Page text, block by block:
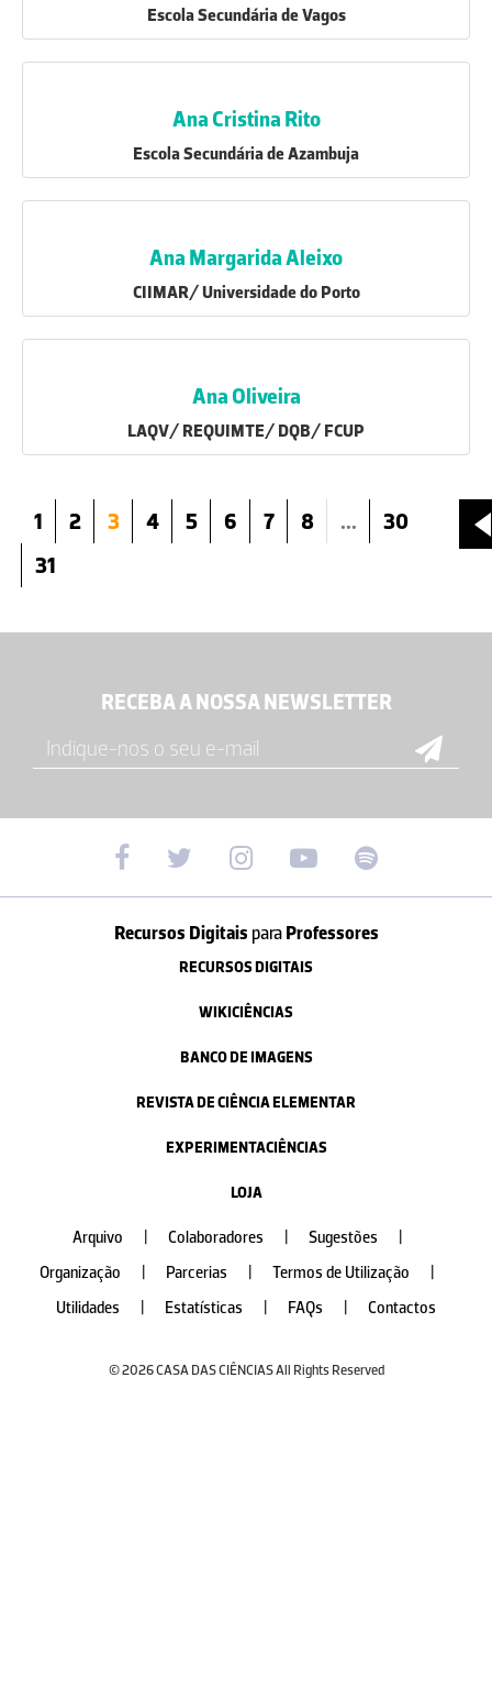
Escola Secundária de Vagos
Ana Cristina Rito
Escola Secundária de Azambuja
Ana Margarida Aleixo
CIIMAR/ Universidade do Porto
Ana Oliveira
LAQV/ REQUIMTE/ DQB/ FCUP
1 2 3 4 5 6 7 8 ...
30
31
RECEBA A NOSSA NEWSLETTER
Recursos Digitais paraProfessores
RECURSOS DIGITAIS
WIKICIÊNCIAS
BANCO DE IMAGENS
REVISTA DE CIÊNCIA ELEMENTAR
EXPERIMENTACIÊNCIAS
LOJA
Arquivo Colaboradores Sugestões
Organização
Parcerias Termos de Utilização
Utilidades
Estatísticas FAQs Contactos
© 2026 CASA DAS CIÊNCIAS All Rights Reserved